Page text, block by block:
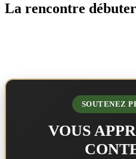
La rencontre
SOUTENEZ
VOUS